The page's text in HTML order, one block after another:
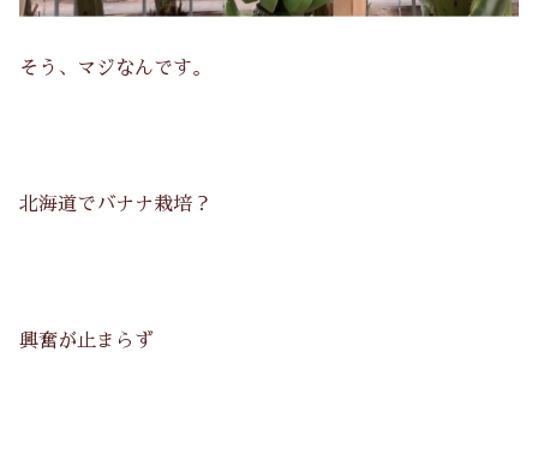
そう、マジなんです。
北海道でバナナ栽培？
興奮が止まらず